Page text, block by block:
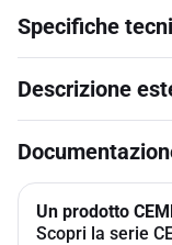
Specifiche
Descrizione
Un prodotto
Scopri la serie